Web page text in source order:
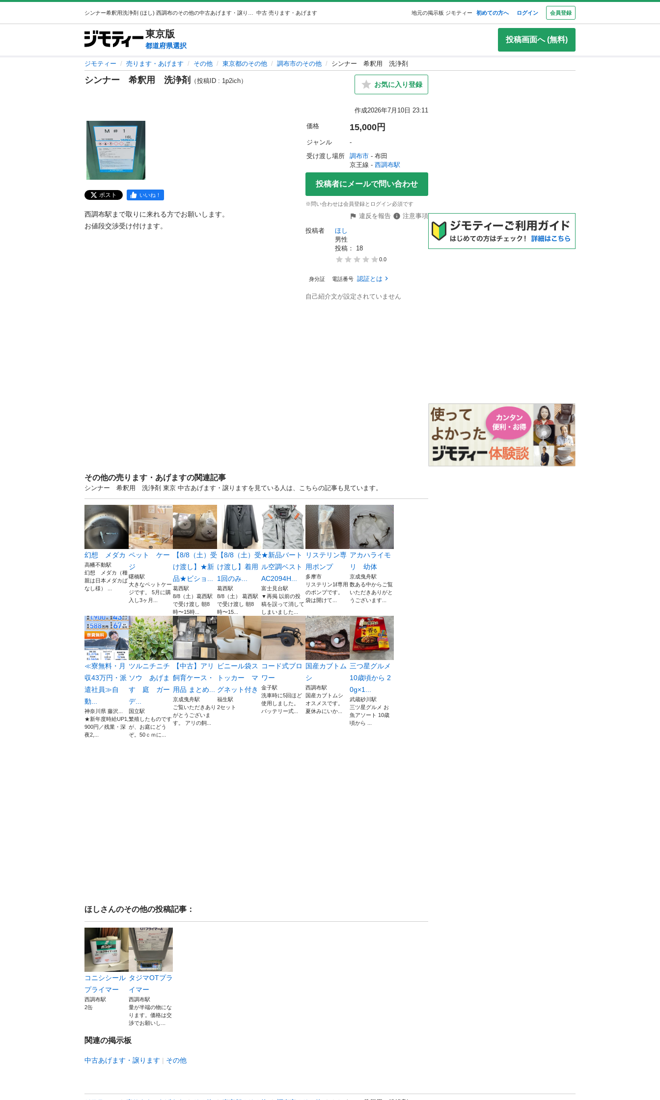
中古 売ります・あげます 地元の掲示板 ジモティー 初めての方へ ログイン 会員登録
東京版
都道府県選択
投稿画面へ (無料)
ジモティー 売ります・あげます その他 東京都のその他 調布市のその他 シンナー 希釈用 洗浄剤
シンナー 希釈用 洗浄剤 （投稿ID : 1p2ich） お気に入り登録
作成2026年7月10日 23:11
ポスト いいね！
西調布駅まで取りに来れる方でお願いします。
お値段交渉受け付けます。
価格 15,000円
ジャンル
-
受け渡し場所
調布市 - 布田
京王線 - 西調布駅
投稿者にメールで問い合わせ
※問い合わせは会員登録とログイン必須です
違反を報告
注意事項
投稿者
ほし
男性
投稿： 18
0.0
身分証 電話番号 認証とは
自己紹介文が設定されていません
その他の売ります・あげますの関連記事
シンナー 希釈用 洗浄剤 東京 中古あげます・譲りますを見ている人は、こちらの記事も見ています。
幻想 メダカ
高幡不動駅
幻想 メダカ（種
親は日本メダカば
なし様） ...
ペット ケー
ジ
曙橋駅
大きなペットケー
ジです。 5月に購
入し3ヶ月...
【8/8（土）受
け渡し】★新
品★ビショ...
葛西駅
8/8（土）葛西駅
で受け渡し 朝8
時〜15時...
【8/8（土）受
け渡し】着用
1回のみ...
葛西駅
8/8（土） 葛西駅
で受け渡し 朝8
時〜15...
★新品バート
ル空調ベスト
AC2094H...
富士見台駅
▼再掲 以前の投
稿を誤って消して
しまいました...
リステリン専
用ポンプ
多摩市
リステリン1ℓ専用
のポンプです。
袋は開けて...
アカハライモ
リ 幼体
京成曳舟駅
数ある中からご覧
いただきありがと
うございます...
≪寮無料・月
収43万円・派
遣社員≫自
動...
神奈川県 藤沢...
★新年度時給UP1,
900円／残業・深
夜2,...
ツルニチニチ
ソウ あげま
す 庭 ガー
デ...
国立駅
繁殖したものです
が、お庭にどう
ぞ。50ｃｍに...
【中古】アリ
飼育ケース・
用品 まとめ...
京成曳舟駅
ご覧いただきあり
がとうございま
す。 アリの飼...
ビニール袋ス
トッカー マ
グネット付き
福生駅
2セット
コード式ブロ
ワー
金子駅
洗車時に5回ほど
使用しました。
バッテリー式...
国産カブトム
シ
西調布駅
国産カブトムシ
オスメスです。
夏休みにいか...
三つ星グルメ
10歳頃から 2
0g×1...
武蔵砂川駅
三ツ星グルメ お
魚アソート 10歳
頃から ...
ほし さんのその他の投稿記事：
コニシシール
プライマー
西調布駅
2缶
タジマOTプラ
イマー
西調布駅
量が半端の物にな
ります。価格は交
渉でお願いし...
関連の掲示板
中古あげます・譲ります その他